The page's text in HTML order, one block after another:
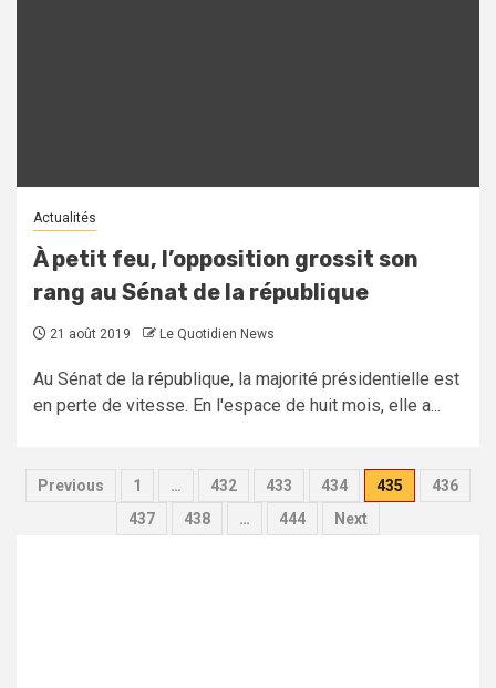
Actualités
À petit feu, l’opposition grossit son
rang au Sénat de la république
21 août 2019 Le Quotidien News
Au Sénat de la république, la majorité présidentielle est
en perte de vitesse. En l'espace de huit mois, elle a...
Previous 1 … 432 433 434 435
436
437
438 … 444 Next